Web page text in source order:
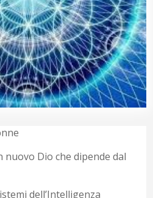
nuovo Dio che dipende dal
dell’Intelligenza